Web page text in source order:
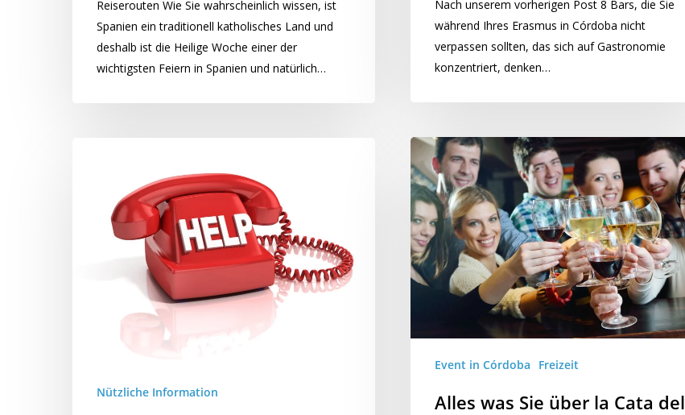
Reiserouten Wie Sie wahrscheinlich wissen, ist
Spanien ein traditionell katholisches Land und
deshalb ist die Heilige Woche einer der
wichtigsten Feiern in Spanien und natürlich…
Nach unserem vorherigen Post 8 Bars, die Sie
während Ihres Erasmus in Córdoba nicht
verpassen sollten, das sich auf Gastronomie
konzentriert, denken…
Event in Córdoba Freizeit
Alles was Sie über la Cata del
Nützliche Information